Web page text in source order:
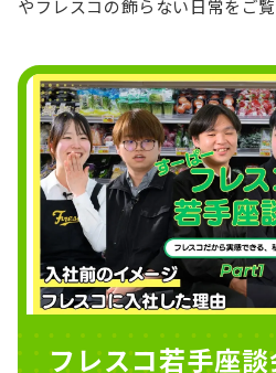
やフレスコの飾らない日常をご覧
フレスコ若手座